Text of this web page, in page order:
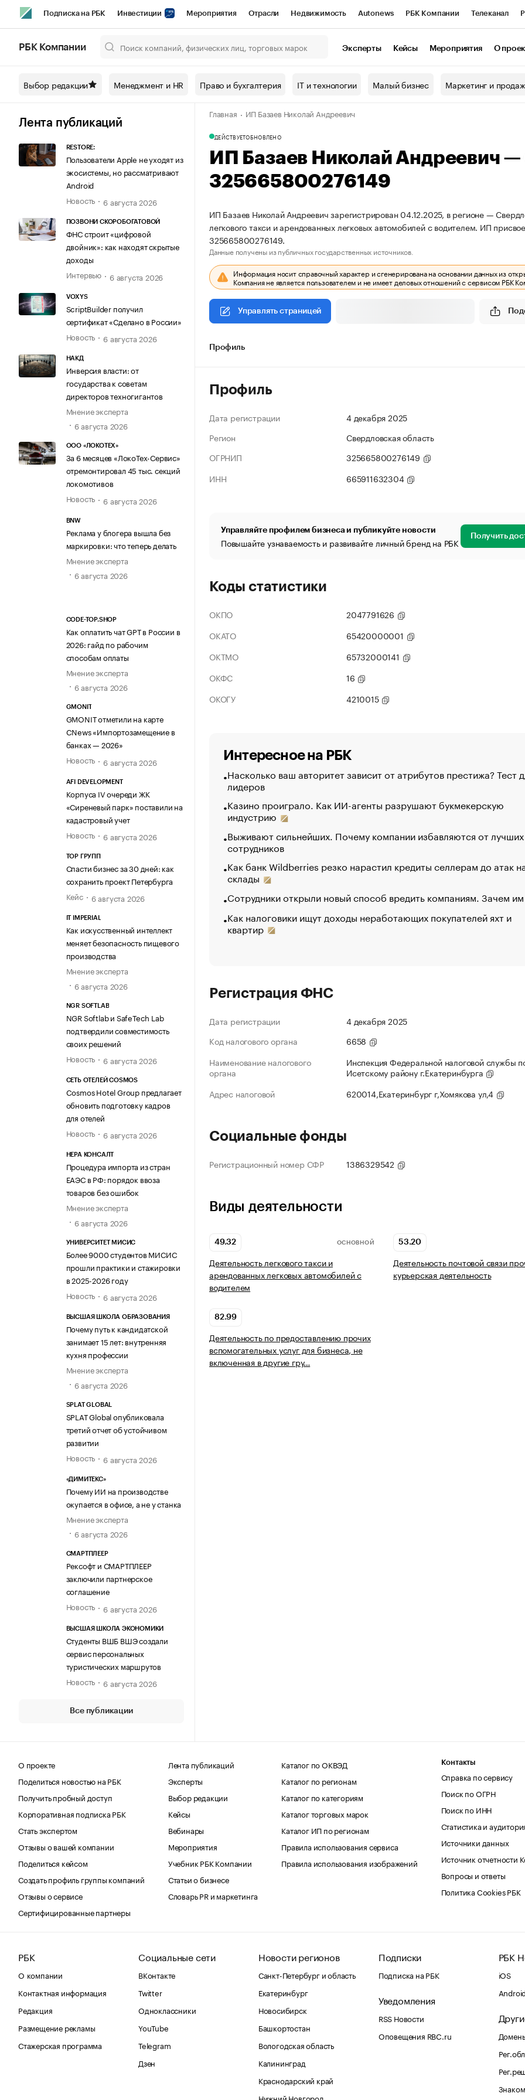
Подписка на РБК Инвестиции Мероприятия Отрасли Недвижимость Autonews РБК Компании Телеканал
Спецпроекты СПб Конференции СПб Спецпроекты Проверка контрагентов
Технологии и медиа Рынок наличной валюты
РБК Компании Эксперты Кейсы Мероприятия О
Выбор редакции Менеджмент и HR Право и бухгалтерия IT и технологии Малый бизнес Маркетинг и
Лента публикаций
RESTORE:
Пользователи Apple не уходят из
экосистемы, но рассматривают
Android
Новость
6 августа 2026
ПОЗВОНИ СКОРОБОГАТОВОЙ
ФНС строит «цифровой
двойник»: как находят скрытые
доходы
Интервью
6 августа 2026
VOXYS
ScriptBuilder получил
сертификат «Сделано в России»
Новость
6 августа 2026
НАКД
Инверсия власти: от
государства к советам
директоров техногигантов
Мнение эксперта
6 августа 2026
ООО «ЛОКОТЕХ»
За 6 месяцев «ЛокоТех-Сервис»
отремонтировал 45 тыс. секций
локомотивов
Новость
6 августа 2026
BNW
Реклама у блогера вышла без
маркировки: что теперь делать
Мнение эксперта
6 августа 2026
CODE-TOP.SHOP
Как оплатить чат GPT в России в
2026: гайд по рабочим
способам оплаты
Мнение эксперта
6 августа 2026
GMONIT
GMONIT отметили на карте
CNews «Импортозамещение в
банках — 2026»
Новость
6 августа 2026
AFI DEVELOPMENT
Корпуса IV очереди ЖК
«Сиреневый парк» поставили на
кадастровый учет
Новость
6 августа 2026
ТОР ГРУПП
Спасти бизнес за 30 дней: как
сохранить проект Петербурга
Кейс
6 августа 2026
IT IMPERIAL
Как искусственный интеллект
меняет безопасность пищевого
производства
Мнение эксперта
6 августа 2026
NGR SOFTLAB
NGR Softlab и SafeTech Lab
подтвердили совместимость
своих решений
Новость
6 августа 2026
СЕТЬ ОТЕЛЕЙ COSMOS
Cosmos Hotel Group предлагает
обновить подготовку кадров
для отелей
Новость
6 августа 2026
НЕРА КОНСАЛТ
Процедура импорта из стран
ЕАЭС в РФ: порядок ввоза
товаров без ошибок
Мнение эксперта
6 августа 2026
УНИВЕРСИТЕТ МИСИС
Более 9000 студентов МИСИС
прошли практики и стажировки
в 2025-2026 году
Новость
6 августа 2026
ВЫСШАЯ ШКОЛА ОБРАЗОВАНИЯ
Почему путь к кандидатской
занимает 15 лет: внутренняя
кухня профессии
Мнение эксперта
6 августа 2026
SPLAT GLOBAL
SPLAT Global опубликовала
третий отчет об устойчивом
развитии
Новость
6 августа 2026
«ДИМИТЕКС»
Почему ИИ на производстве
окупается в офисе, а не у станка
Мнение эксперта
6 августа 2026
СМАРТПЛЕЕР
Рексофт и СМАРТПЛЕЕР
заключили партнерское
соглашение
Новость
6 августа 2026
ВЫСШАЯ ШКОЛА ЭКОНОМИКИ
Студенты ВШБ ВШЭ создали
сервис персональных
туристических маршрутов
Новость
6 августа 2026
Все публикации
Главная ИП Базаев Николай Андреевич
ДЕЙСТВУЕТОБНОВЛЕНО
ИП Базаев Николай Андреевич
325665800276149
ИП Базаев Николай Андреевич зарегистрирован 04.12.2025, в регионе —
легкового такси и арендованных легковых автомобилей с водителем. ИП
325665800276149.
Данные получены из публичных государственных источников.
Информация носит справочный характер и сгенерирована на основании данных из
Компания не является пользователем и не имеет деловых отношений с сервисом РБК
Управлять страницей
Профиль
Профиль
Дата регистрации
4 декабря 2025
Регион
Свердловская область
ОГРНИП
325665800276149
ИНН
665911632304
Управляйте профилем бизнеса и публикуйте новости
Повышайте узнаваемость и развивайте личный бренд на РБК Получить
Коды статистики
ОКПО
2047791626
ОКАТО
65420000001
ОКТМО
65732000141
ОКФС
16
ОКОГУ
4210015
Интересное на РБК
Насколько ваш авторитет зависит от атрибутов престижа? Тест
лидеров
Казино проиграло. Как ИИ-агенты разрушают букмекерскую
индустрию
Выживают сильнейших. Почему компании избавляются от лучших
сотрудников
Как банк Wildberries резко нарастил кредиты селлерам до атак
склады
Сотрудники открыли новый способ вредить компаниям. Зачем
Как налоговики ищут доходы неработающих покупателей яхт и
квартир
Регистрация ФНС
Дата регистрации
4 декабря 2025
Код налогового органа
6658
Наименование налогового
органа
Инспекция Федеральной налоговой службы
Исетскому району г.Екатеринбурга
Адрес налоговой
620014,Екатеринбург г,Хомякова ул,4
Социальные фонды
Регистрационный номер СФР 1386329542
Виды деятельности
49.32 ОСНОВНОЙ
Деятельность легкового такси и
арендованных легковых автомобилей с
водителем
53.20
Деятельность почтовой связи
курьерская деятельность
82.99
Деятельность по предоставлению прочих
вспомогательных услуг для бизнеса, не
включенная в другие гру…
О проекте
Поделиться новостью на РБК
Получить пробный доступ
Корпоративная подписка РБК
Стать экспертом
Отзывы о вашей компании
Поделиться кейсом
Создать профиль группы компаний
Отзывы о сервисе
Сертифицированные партнеры
Лента публикаций
Эксперты
Выбор редакции
Кейсы
Вебинары
Мероприятия
Учебник РБК Компании
Статьи о бизнесе
Словарь PR и маркетинга
Каталог по ОКВЭД
Каталог по регионам
Каталог по категориям
Каталог торговых марок
Каталог ИП по регионам
Правила использования сервиса
Правила использования изображений
Контакты
Справка по сервису
Поиск по ОГРН
Поиск по ИНН
Статистика и
Источники данных
Источник отчетности
Вопросы и ответы
Политика Cookies РБК
РБК
О компании
Контактная информация
Редакция
Размещение рекламы
Стажерская программа
Социальные сети
ВКонтакте
Twitter
Одноклассники
YouTube
Telegram
Дзен
Новости регионов
Санкт-Петербург и область
Екатеринбург
Новосибирск
Башкортостан
Вологодская область
Калининград
Краснодарский край
Нижний Новгород
Подписки
Подписка на РБК
Уведомления
RSS Новости
Оповещения RBC.ru
РБК
iOS